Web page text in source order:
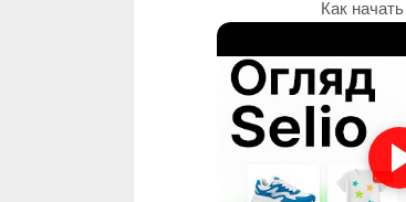
Как